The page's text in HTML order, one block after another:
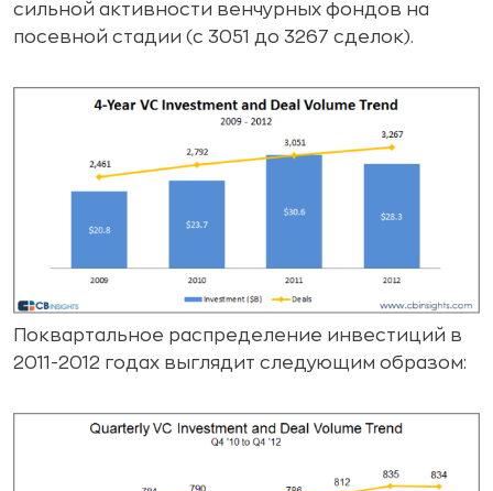
сильной активности венчурных фондов на
посевной стадии (с 3051 до 3267 сделок).
Поквартальное распределение инвестиций в
2011-2012 годах выглядит следующим образом: